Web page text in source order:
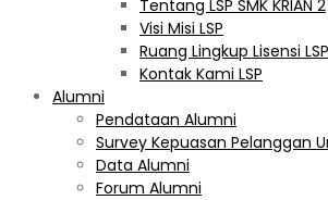
Tentang LSP SMK KRIAN 2
Visi Misi LSP
Ruang Lingkup Lisensi LSP
Kontak Kami LSP
Alumni
Pendataan Alumni
Survey Kepuasan Pelanggan
Data Alumni
Forum Alumni